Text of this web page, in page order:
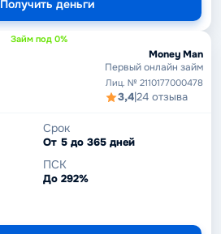
Получить деньги
Займ под 0%
Money Man
Первый онлайн займ
Лиц. № 2110177000478
3,4|24 отзыва
Срок
От 5 до 365 дней
ПСК
До 292%